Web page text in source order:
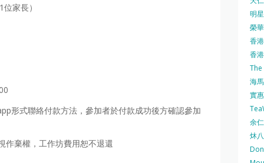
家長）
形式聯絡付款方法，參加者於付款成功後方確認參加
作棄權，工作坊費用恕不退還
明
榮
香
香
海
實
余
炑